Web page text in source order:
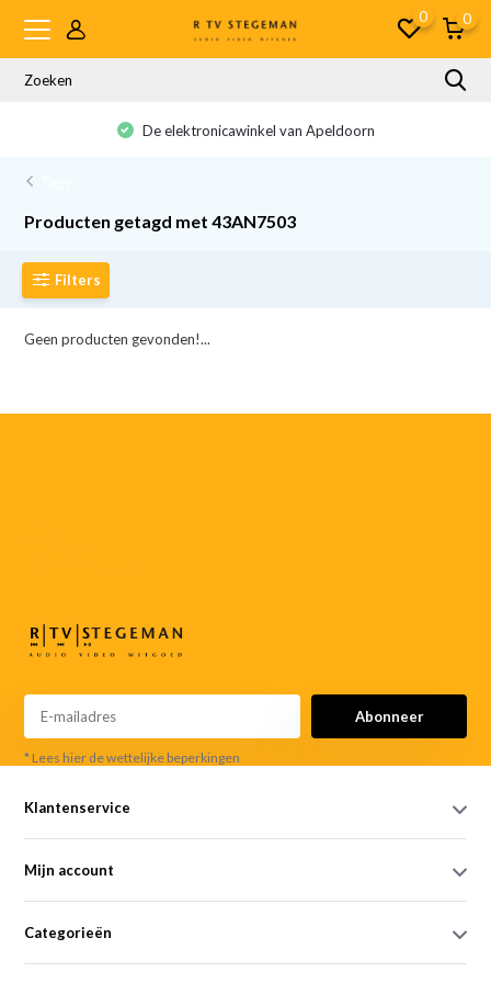
0 0
De elektronicawinkel van Apeldoorn
Producten getagd met 43AN7503
Filters
Geen producten gevonden!...
Abonneer
* Lees hier de wettelijke beperkingen
Klantenservice
Mijn account
Categorieën